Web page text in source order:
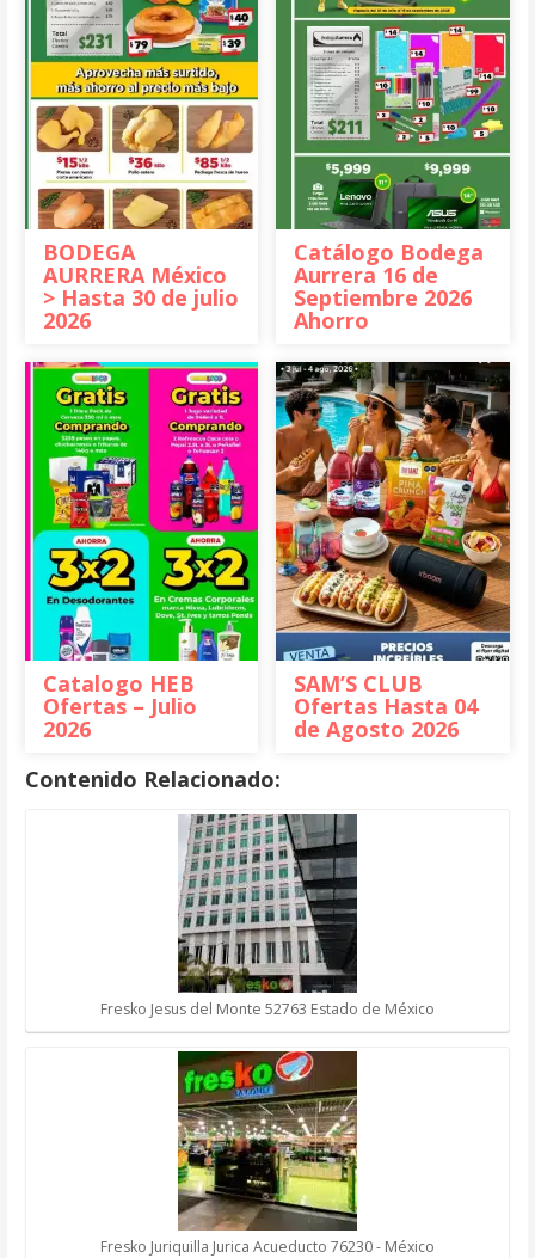
BODEGA
AURRERA México
> Hasta 30 de julio
2026
Catálogo Bodega
Aurrera 16 de
Septiembre 2026
Ahorro
Catalogo HEB
Ofertas – Julio
2026
SAM’S CLUB
Ofertas Hasta 04
de Agosto 2026
Contenido Relacionado:
Fresko Jesus del Monte 52763 Estado de México
Fresko Juriquilla Jurica Acueducto 76230 - México